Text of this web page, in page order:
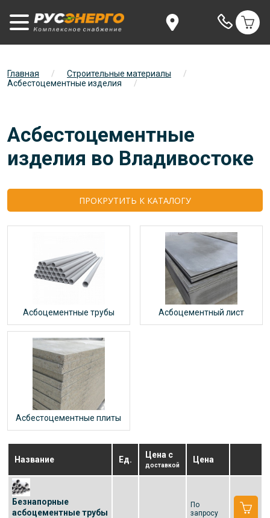
Главная / Строительные материалы
/
Асбестоцементные изделия
/
Асбестоцементные
изделия во Владивостоке
ПРОКРУТИТЬ К КАТАЛОГУ
Асбоцементные трубы Асбоцементный лист
Асбестоцементные плиты
Название Ед. Цена с
доставкой
Цена
Безнапорные
асбоцементные трубы
По
запросу